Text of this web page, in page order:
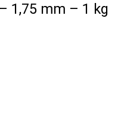
1,75 mm – 1 kg